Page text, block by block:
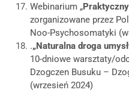
Webinarium „
zorganizowane przez
Noo-Psychosomatyki
.„Naturalna droga
10-dniowe warsztaty/
Dzogczen Busuku –
(wrzesień 2024)